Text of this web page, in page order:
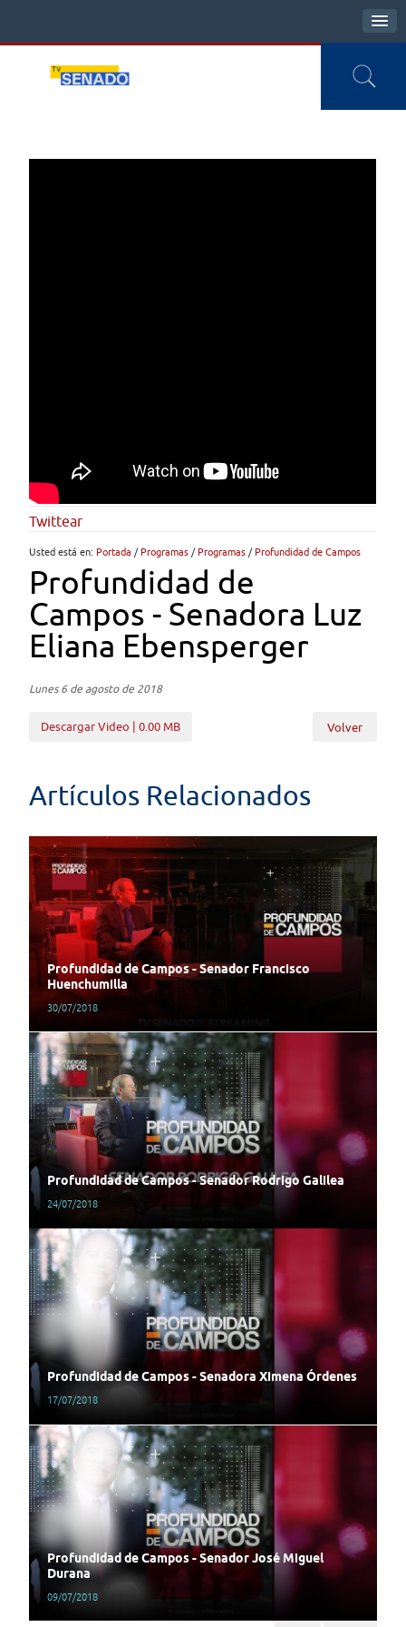
Twittear
Usted está en: Portada / Programas / Programas / Profundidad de Campos
Profundidad de
Campos - Senadora Luz
Eliana Ebensperger
Lunes 6 de agosto de 2018
Descargar Video | 0.00 MB Volver
Artículos Relacionados
Profundidad de Campos - Senador Francisco
Huenchumilla
30/07/2018
Profundidad de Campos - Senador Rodrigo Galilea
24/07/2018
Profundidad de Campos - Senadora Ximena Órdenes
17/07/2018
Profundidad de Campos - Senador José Miguel
Durana
09/07/2018